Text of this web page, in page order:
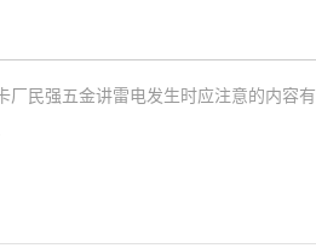
民强五金讲雷电发生时应注意的内容